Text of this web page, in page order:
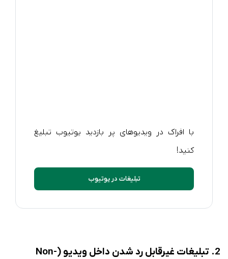
با افراک در ویدیوهای پر بازدید یوتیوب تبلیغ
کنید!
تبلیغات در یوتیوب
2. تبلیغات غیرقابل رد شدن داخل ویدیو (Non-